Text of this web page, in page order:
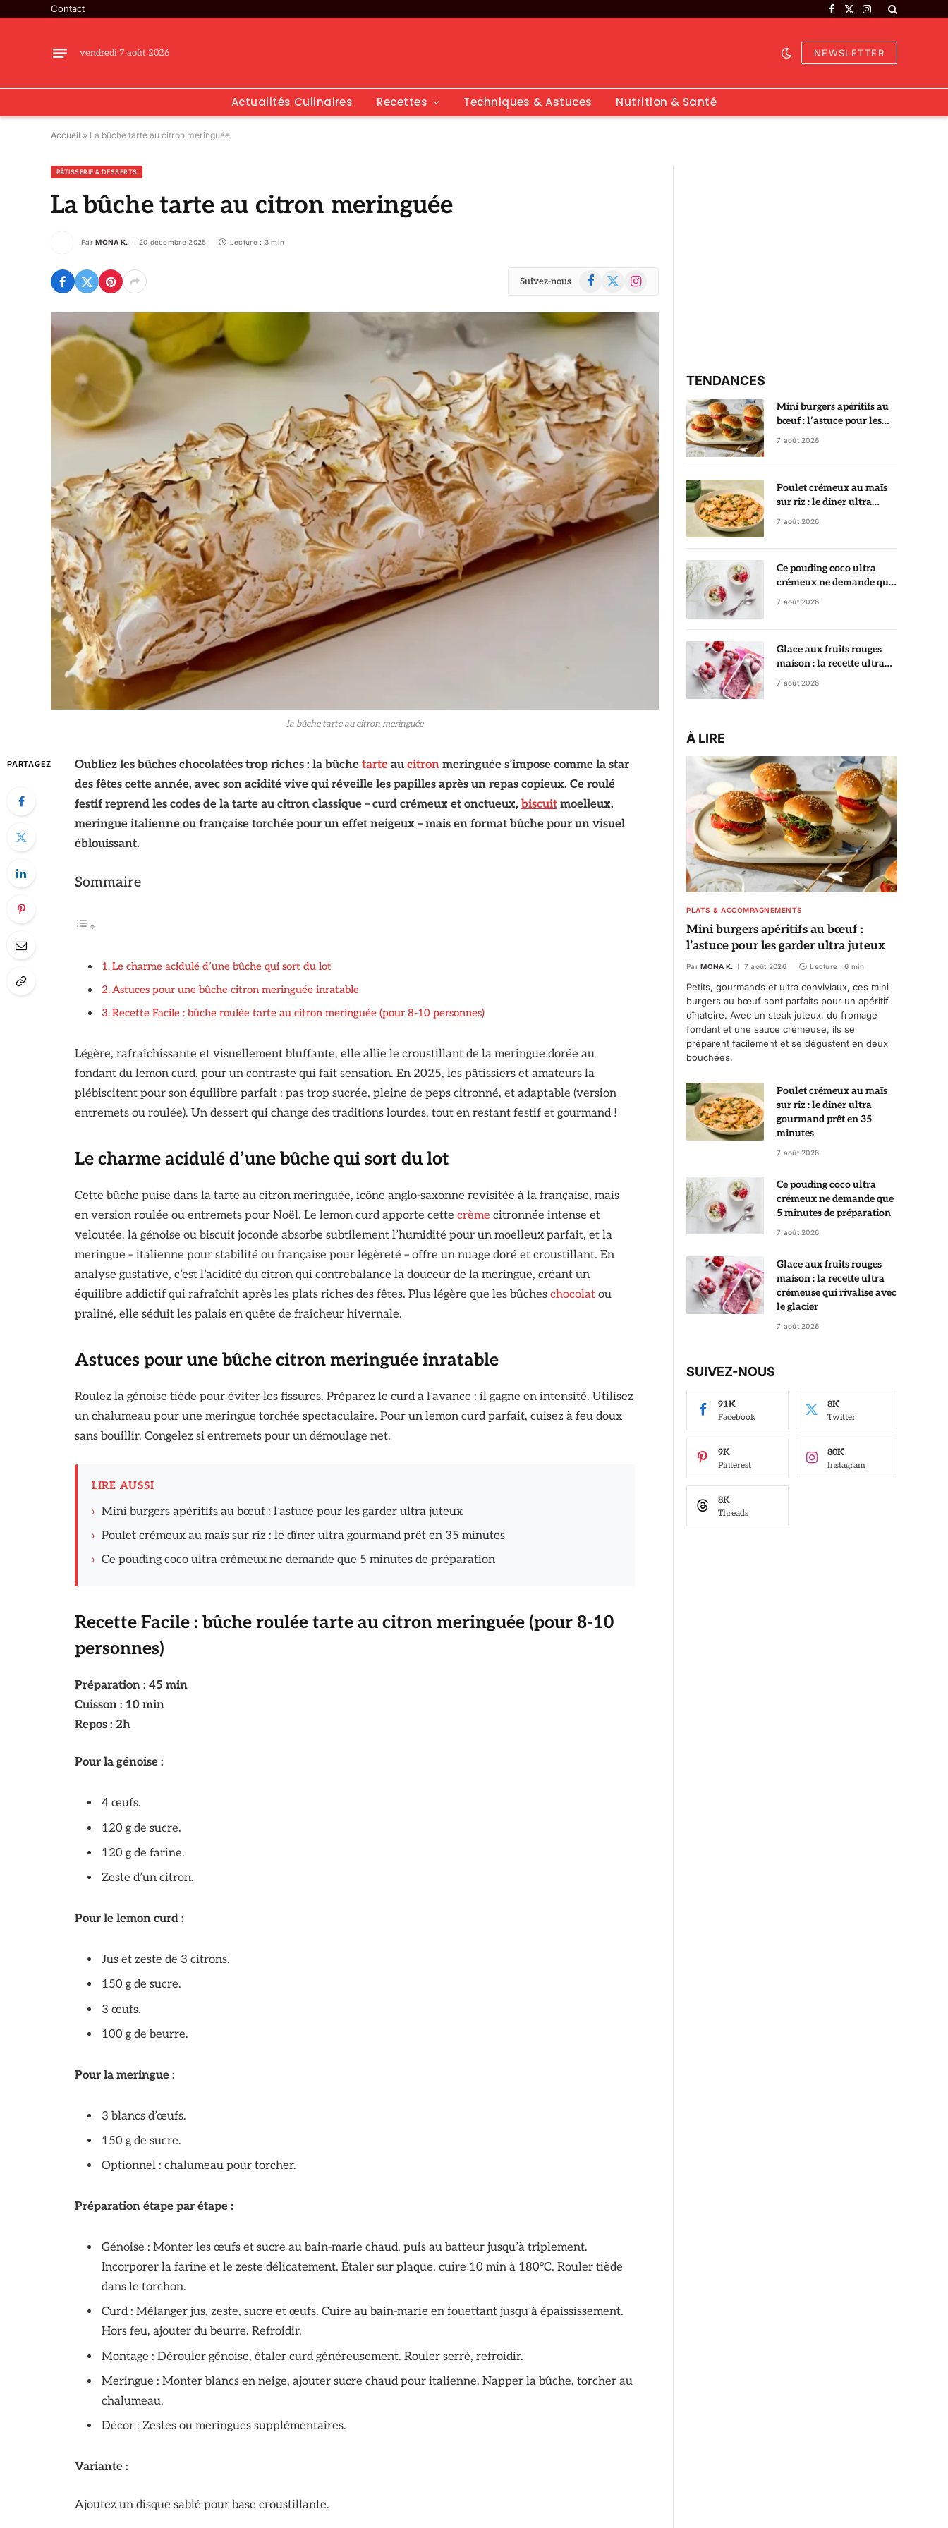
Contact
Facebook
X
Instagram
vendredi 7 août 2026 NEWSLETTER
Actualités Culinaires Recettes Techniques & Astuces Nutrition & Santé
Accueil » La bûche tarte au citron meringuée
PÂTISSERIE & DESSERTS
La bûche tarte au citron meringuée
Par MONA K. 20 décembre 2025 Lecture : 3 min
Suivez-nous Facebook
X
Instagram
la bûche tarte au citron meringuée
PARTAGEZ Oubliez les bûches chocolatées trop riches : la bûche tarteau citronmeringuée s’impose comme la star
des fêtes cette année, avec son acidité vive qui réveille les papilles après un repas copieux. Ce roulé
festif reprend les codes de la tarte au citron classique – curd crémeux et onctueux, biscuitmoelleux,
meringue italienne ou française torchée pour un effet neigeux – mais en format bûche pour un visuel
éblouissant.
Sommaire
Le charme acidulé d’une bûche qui sort du lot
Astuces pour une bûche citron meringuée inratable
Recette Facile : bûche roulée tarte au citron meringuée (pour 8-10 personnes)
Légère, rafraîchissante et visuellement bluffante, elle allie le croustillant de la meringue dorée au
fondant du lemon curd, pour un contraste qui fait sensation. En 2025, les pâtissiers et amateurs la
plébiscitent pour son équilibre parfait : pas trop sucrée, pleine de peps citronné, et adaptable (version
entremets ou roulée). Un dessert qui change des traditions lourdes, tout en restant festif et gourmand !
Le charme acidulé d’une bûche qui sort du lot
Cette bûche puise dans la tarte au citron meringuée, icône anglo-saxonne revisitée à la française, mais
en version roulée ou entremets pour Noël. Le lemon curd apporte cette crème citronnée intense et
veloutée, la génoise ou biscuit joconde absorbe subtilement l’humidité pour un moelleux parfait, et la
meringue – italienne pour stabilité ou française pour légèreté – offre un nuage doré et croustillant. En
analyse gustative, c’est l’acidité du citron qui contrebalance la douceur de la meringue, créant un
équilibre addictif qui rafraîchit après les plats riches des fêtes. Plus légère que les bûches chocolatou
praliné, elle séduit les palais en quête de fraîcheur hivernale.
Astuces pour une bûche citron meringuée inratable
Roulez la génoise tiède pour éviter les fissures. Préparez le curd à l’avance : il gagne en intensité. Utilisez
un chalumeau pour une meringue torchée spectaculaire. Pour un lemon curd parfait, cuisez à feu doux
sans bouillir. Congelez si entremets pour un démoulage net.
LIRE AUSSI
› Mini burgers apéritifs au bœuf : l’astuce pour les garder ultra juteux
› Poulet crémeux au maïs sur riz : le dîner ultra gourmand prêt en 35 minutes
› Ce pouding coco ultra crémeux ne demande que 5 minutes de préparation
Recette Facile : bûche roulée tarte au citron meringuée (pour 8-10
personnes)
Préparation : 45 min
Cuisson : 10 min
Repos : 2h
Pour la génoise :
4 œufs.
120 g de sucre.
120 g de farine.
Zeste d’un citron.
Pour le lemon curd :
Jus et zeste de 3 citrons.
150 g de sucre.
3 œufs.
100 g de beurre.
Pour la meringue :
3 blancs d’œufs.
150 g de sucre.
Optionnel : chalumeau pour torcher.
Préparation étape par étape :
Génoise : Monter les œufs et sucre au bain-marie chaud, puis au batteur jusqu’à triplement.
Incorporer la farine et le zeste délicatement. Étaler sur plaque, cuire 10 min à 180°C. Rouler tiède
dans le torchon.
Curd : Mélanger jus, zeste, sucre et œufs. Cuire au bain-marie en fouettant jusqu’à épaississement.
Hors feu, ajouter du beurre. Refroidir.
Montage : Dérouler génoise, étaler curd généreusement. Rouler serré, refroidir.
Meringue : Monter blancs en neige, ajouter sucre chaud pour italienne. Napper la bûche, torcher au
chalumeau.
Décor : Zestes ou meringues supplémentaires.
Variante :
Ajoutez un disque sablé pour base croustillante.
TENDANCES
Mini burgers apéritifs au
bœuf : l’astuce pour les
garder ultra juteux
7 août 2026
Poulet crémeux au maïs
sur riz : le dîner ultra
gourmand prêt en 35
7 août 2026
Ce pouding coco ultra
crémeux ne demande que
5 minutes de préparation
7 août 2026
Glace aux fruits rouges
maison : la recette ultra
crémeuse qui rivalise avec
7 août 2026
À LIRE
PLATS & ACCOMPAGNEMENTS
Mini burgers apéritifs au bœuf :
l’astuce pour les garder ultra juteux
Par MONA K. 7 août 2026 Lecture : 6 min
Petits, gourmands et ultra conviviaux, ces mini
burgers au bœuf sont parfaits pour un apéritif
dînatoire. Avec un steak juteux, du fromage
fondant et une sauce crémeuse, ils se
préparent facilement et se dégustent en deux
bouchées.
Poulet crémeux au maïs
sur riz : le dîner ultra
gourmand prêt en 35
minutes
7 août 2026
Ce pouding coco ultra
crémeux ne demande que
5 minutes de préparation
7 août 2026
Glace aux fruits rouges
maison : la recette ultra
crémeuse qui rivalise avec
le glacier
7 août 2026
SUIVEZ-NOUS
Facebook
91K
Twitter
8K
Pinterest
9K
Instagram
80K
Threads
8K